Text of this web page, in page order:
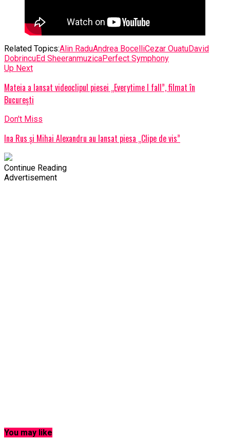
Related Topics:Alin RaduAndrea BocelliCezar OuatuDavid
DobrincuEd SheeranmuzicaPerfect Symphony
Up Next
Mateia a lansat videoclipul piesei „Everytime I fall”, filmat în
București
Don't Miss
Ina Rus și Mihai Alexandru au lansat piesa „Clipe de vis”
Continue Reading
Advertisement
You may like